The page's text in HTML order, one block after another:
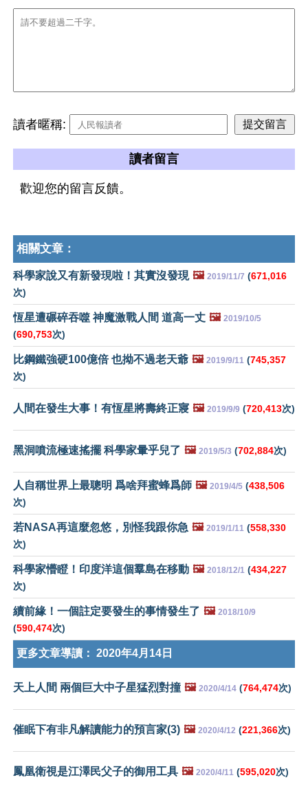
讀者暱稱:
讀者留言
歡迎您的留言反饋。
相關文章：
科學家說又有新發現啦！其實沒發現 🖼️ 2019/11/7 (671,016
次)
恆星遭碾碎吞噬 神魔激戰人間 道高一丈 🖼️ 2019/10/5
(690,753次)
比鋼鐵強硬100億倍 也拗不過老天爺 🖼️ 2019/9/11 (745,357
次)
人間在發生大事！有恆星將壽終正寢 🖼️ 2019/9/9 (720,413次)
黑洞噴流極速搖擺 科學家暈乎兒了 🖼️ 2019/5/3 (702,884次)
人自稱世界上最聰明 爲啥拜蜜蜂爲師 🖼️ 2019/4/5 (438,506
次)
若NASA再這麼忽悠，別怪我跟你急 🖼️ 2019/1/11 (558,330
次)
科學家懵瞪！印度洋這個羣島在移動 🖼️ 2018/12/1 (434,227
次)
續前緣！一個註定要發生的事情發生了 🖼️ 2018/10/9
(590,474次)
更多文章導讀： 2020年4月14日
天上人間 兩個巨大中子星猛烈對撞 🖼️ 2020/4/14 (764,474次)
催眠下有非凡解讀能力的預言家(3) 🖼️ 2020/4/12 (221,366次)
鳳凰衛視是江澤民父子的御用工具 🖼️ 2020/4/11 (595,020次)